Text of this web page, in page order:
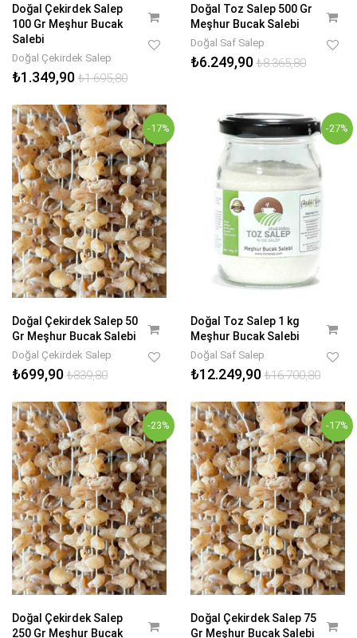
Doğal Çekirdek Salep
100 Gr Meşhur Bucak
Salebi
Doğal Çekirdek Salep
₺1.349,90₺1.695,80
Doğal Toz Salep 500 Gr
Meşhur Bucak Salebi
Doğal Saf Salep
₺6.249,90₺8.365,80
-17%
Doğal Çekirdek Salep 50
Gr Meşhur Bucak Salebi
Doğal Çekirdek Salep
₺699,90₺839,80
-27%
Doğal Toz Salep 1 kg
Meşhur Bucak Salebi
Doğal Saf Salep
₺12.249,90₺16.700,80
-23%
Doğal Çekirdek Salep
250 Gr Meşhur Bucak
-17%
Doğal Çekirdek Salep 75
Gr Meşhur Bucak Salebi